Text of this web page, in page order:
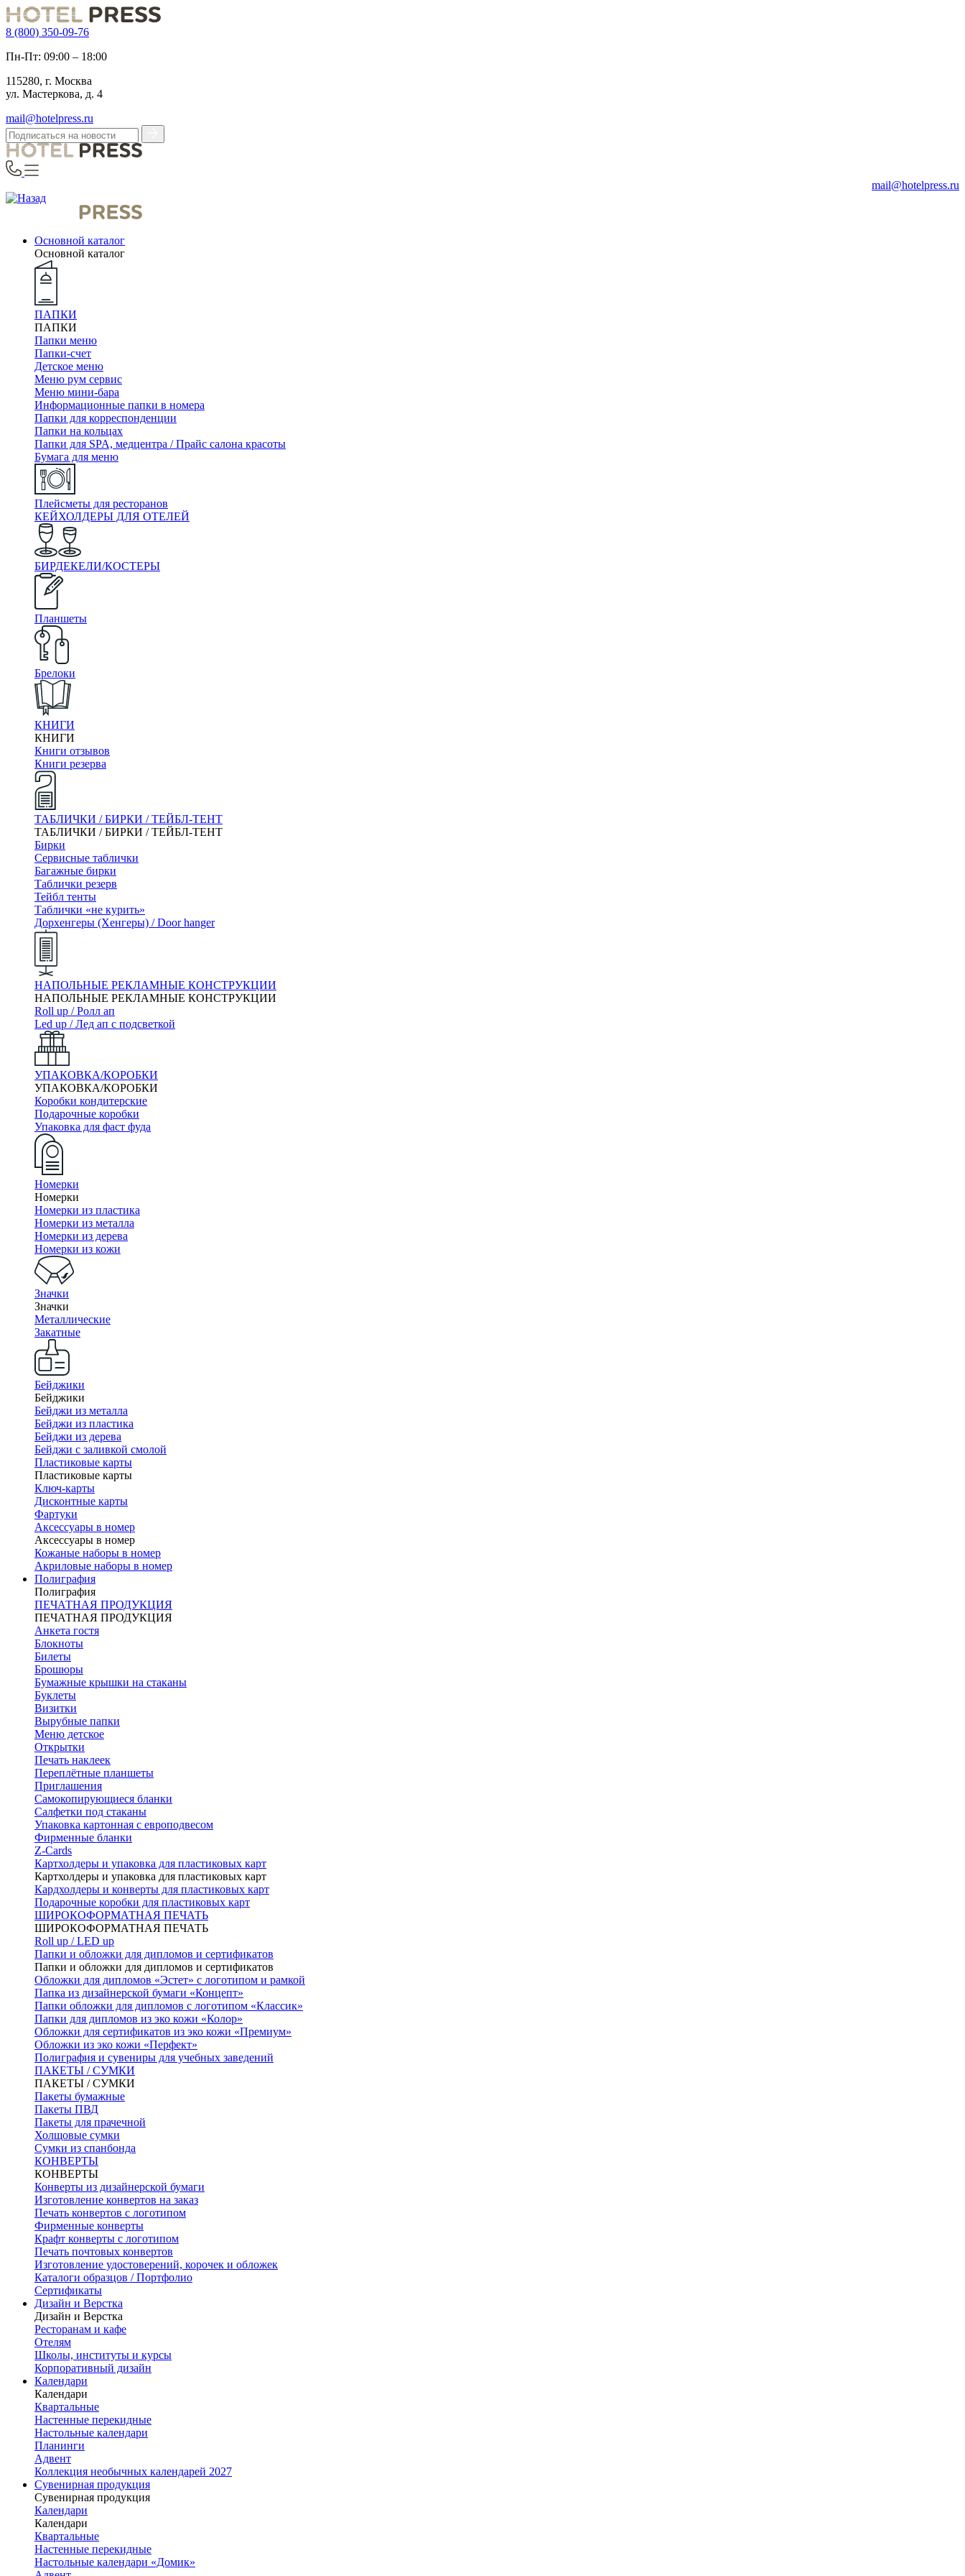
8 (800) 350-09-76
Пн-Пт: 09:00 – 18:00
115280, г. Москва
ул. Мастеркова, д. 4
mail@hotelpress.ru
mail@hotelpress.ru
Основной каталог
Основной каталог
ПАПКИ
ПАПКИ
Папки меню
Папки-счет
Детское меню
Меню рум сервис
Меню мини-бара
Информационные папки в номера
Папки для корреспонденции
Папки на кольцах
Папки для SPA, медцентра / Прайс салона красоты
Бумага для меню
Плейсметы для ресторанов
КЕЙХОЛДЕРЫ ДЛЯ ОТЕЛЕЙ
БИРДЕКЕЛИ/КОСТЕРЫ
Планшеты
Брелоки
КНИГИ
КНИГИ
Книги отзывов
Книги резерва
ТАБЛИЧКИ / БИРКИ / ТЕЙБЛ-ТЕНТ
ТАБЛИЧКИ / БИРКИ / ТЕЙБЛ-ТЕНТ
Бирки
Сервисные таблички
Багажные бирки
Таблички резерв
Тейбл тенты
Таблички «не курить»
Дорхенгеры (Хенгеры) / Door hanger
НАПОЛЬНЫЕ РЕКЛАМНЫЕ КОНСТРУКЦИИ
НАПОЛЬНЫЕ РЕКЛАМНЫЕ КОНСТРУКЦИИ
Roll up / Ролл ап
Led up / Лед ап с подсветкой
УПАКОВКА/КОРОБКИ
УПАКОВКА/КОРОБКИ
Коробки кондитерские
Подарочные коробки
Упаковка для фаст фуда
Номерки
Номерки
Номерки из пластика
Номерки из металла
Номерки из дерева
Номерки из кожи
Значки
Значки
Металлические
Закатные
Бейджики
Бейджики
Бейджи из металла
Бейджи из пластика
Бейджи из дерева
Бейджи с заливкой смолой
Пластиковые карты
Пластиковые карты
Ключ-карты
Дисконтные карты
Фартуки
Аксессуары в номер
Аксессуары в номер
Кожаные наборы в номер
Акриловые наборы в номер
Полиграфия
Полиграфия
ПЕЧАТНАЯ ПРОДУКЦИЯ
ПЕЧАТНАЯ ПРОДУКЦИЯ
Анкета гостя
Блокноты
Билеты
Брошюры
Бумажные крышки на стаканы
Буклеты
Визитки
Вырубные папки
Меню детское
Открытки
Печать наклеек
Переплётные планшеты
Приглашения
Самокопирующиеся бланки
Салфетки под стаканы
Упаковка картонная с европодвесом
Фирменные бланки
Z-Cards
Картхолдеры и упаковка для пластиковых карт
Картхолдеры и упаковка для пластиковых карт
Кардхолдеры и конверты для пластиковых карт
Подарочные коробки для пластиковых карт
ШИРОКОФОРМАТНАЯ ПЕЧАТЬ
ШИРОКОФОРМАТНАЯ ПЕЧАТЬ
Roll up / LED up
Папки и обложки для дипломов и сертификатов
Папки и обложки для дипломов и сертификатов
Обложки для дипломов «Эстет» с логотипом и рамкой
Папка из дизайнерской бумаги «Концепт»
Папки обложки для дипломов с логотипом «Классик»
Папки для дипломов из эко кожи «Колор»
Обложки для сертификатов из эко кожи «Премиум»
Обложки из эко кожи «Перфект»
Полиграфия и сувениры для учебных заведений
ПАКЕТЫ / СУМКИ
ПАКЕТЫ / СУМКИ
Пакеты бумажные
Пакеты ПВД
Пакеты для прачечной
Холщовые сумки
Сумки из спанбонда
КОНВЕРТЫ
КОНВЕРТЫ
Конверты из дизайнерской бумаги
Изготовление конвертов на заказ
Печать конвертов с логотипом
Фирменные конверты
Крафт конверты с логотипом
Печать почтовых конвертов
Изготовление удостоверений, корочек и обложек
Каталоги образцов / Портфолио
Сертификаты
Дизайн и Верстка
Дизайн и Верстка
Ресторанам и кафе
Отелям
Школы, институты и курсы
Корпоративный дизайн
Календари
Календари
Квартальные
Настенные перекидные
Настольные календари
Планинги
Адвент
Коллекция необычных календарей 2027
Сувенирная продукция
Сувенирная продукция
Календари
Календари
Квартальные
Настенные перекидные
Настольные календари «Домик»